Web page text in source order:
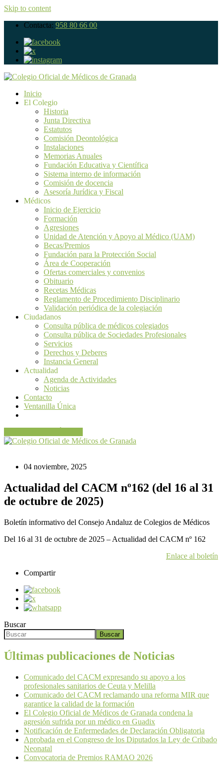
Skip to content
Contacta: 958 80 66 00
Inicio
El Colegio
Historia
Junta Directiva
Estatutos
Comisión Deontológica
Instalaciones
Memorias Anuales
Fundación Educativa y Científica
Sistema interno de información
Comisión de docencia
Asesoría Jurídica y Fiscal
Médicos
Inicio de Ejercicio
Formación
Agresiones
Unidad de Atención y Apoyo al Médico (UAM)
Becas/Premios
Fundación para la Protección Social
Área de Cooperación
Ofertas comerciales y convenios
Obituario
Recetas Médicas
Reglamento de Procedimiento Disciplinario
Validación periódica de la colegiación
Ciudadanos
Consulta pública de médicos colegiados
Consulta pública de Sociedades Profesionales
Servicios
Derechos y Deberes
Instancia General
Actualidad
Agenda de Actividades
Noticias
Contacto
Ventanilla Única
04 noviembre, 2025
Actualidad del CACM nº162 (del 16 al 31
de octubre de 2025)
Boletín informativo del Consejo Andaluz de Colegios de Médicos
Del 16 al 31 de octubre de 2025 – Actualidad del CACM nº 162
Enlace al boletín
Compartir
Buscar
Buscar
Últimas publicaciones de Noticias
Comunicado del CACM expresando su apoyo a los
profesionales sanitarios de Ceuta y Melilla
Comunicado del CACM reclamando una reforma MIR que
garantice la calidad de la formación
El Colegio Oficial de Médicos de Granada condena la
agresión sufrida por un médico en Guadix
Notificación de Enfermedades de Declaración Obligatoria
Aprobada en el Congreso de los Diputados la Ley de Cribado
Neonatal
Convocatoria de Premios RAMAO 2026